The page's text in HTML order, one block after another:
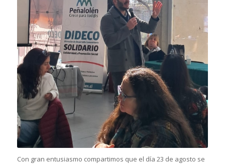
Con gran entusiasmo compartimos que el día 23 de agosto se